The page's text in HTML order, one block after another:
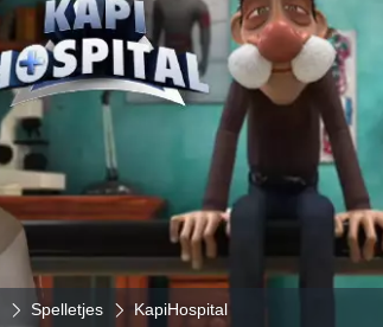
Spelletjes KapiHospital